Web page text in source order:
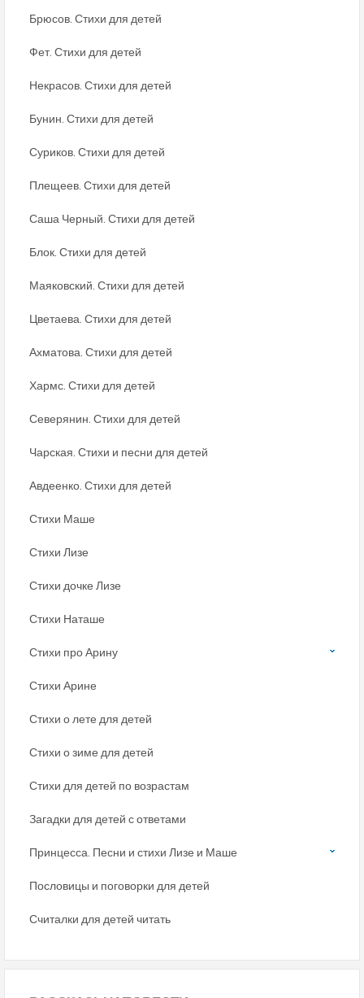
Брюсов. Стихи для детей
Фет. Стихи для детей
Некрасов. Стихи для детей
Бунин. Стихи для детей
Суриков. Стихи для детей
Плещеев. Стихи для детей
Саша Черный. Стихи для детей
Блок. Стихи для детей
Маяковский. Стихи для детей
Цветаева. Стихи для детей
Ахматова. Стихи для детей
Хармс. Стихи для детей
Северянин. Стихи для детей
Чарская. Стихи и песни для детей
Авдеенко. Стихи для детей
Стихи Маше
Стихи Лизе
Стихи дочке Лизе
Стихи Наташе
Стихи про Арину
Стихи Арине
Стихи о лете для детей
Стихи о зиме для детей
Стихи для детей по возрастам
Загадки для детей с ответами
Принцесса. Песни и стихи Лизе и Маше
Пословицы и поговорки для детей
Считалки для детей читать